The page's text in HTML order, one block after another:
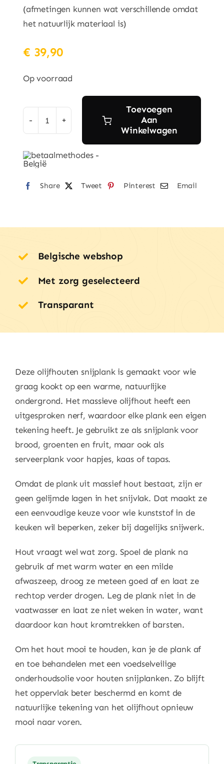
(afmetingen kunnen wat verschillende omdat
het natuurlijk materiaal is)
€ 39,90
Op voorraad
Purely
Olijfhouten
–
(40x20cm)
Toevoegen
Aan
Winkelwagen
Share Tweet Pinterest Email
Belgische webshop
Met zorg geselecteerd
Transparant
Deze olijfhouten snijplank is gemaakt voor wie
graag kookt op een warme, natuurlijke
ondergrond. Het massieve olijfhout heeft een
uitgesproken nerf, waardoor elke plank een eigen
tekening heeft. Je gebruikt ze als snijplank voor
brood, groenten en fruit, maar ook als
serveerplank voor hapjes, kaas of tapas.
Omdat de plank uit massief hout bestaat, zijn er
geen gelijmde lagen in het snijvlak. Dat maakt ze
een eenvoudige keuze voor wie kunststof in de
keuken wil beperken, zeker bij dagelijks snijwerk.
Hout vraagt wel wat zorg. Spoel de plank na
gebruik af met warm water en een milde
afwaszeep, droog ze meteen goed af en laat ze
rechtop verder drogen. Leg de plank niet in de
vaatwasser en laat ze niet weken in water, want
daardoor kan hout kromtrekken of barsten.
Om het hout mooi te houden, kan je de plank af
en toe behandelen met een voedselveilige
onderhoudsolie voor houten snijplanken. Zo blijft
het oppervlak beter beschermd en komt de
natuurlijke tekening van het olijfhout opnieuw
mooi naar voren.